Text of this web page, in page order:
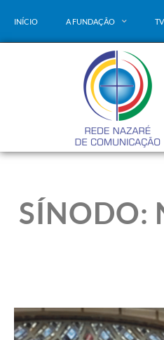
INÍCIO A FUNDAÇÃO TV
SÍNODO: